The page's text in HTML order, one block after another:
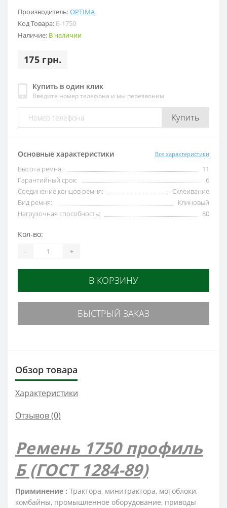
Производитель:OPTIMA
Код Товара: Б-1750
Наличие: В наличии
175 грн.
Купить в один клик
Введите номер телефона и мы перезвоним
Купить
Основные характеристики Все характеристики
Высота ремня:
11
Гарантийный срок:
6
Соединение концов ремня:
Склеивание
Вид ремня:
Клиновый
Нагрузочная способность:
80
Кол-во:
- +
В КОРЗИНУ
БЫСТРЫЙ ЗАКАЗ
Обзор товара
Характеристики
Отзывов (0)
Ремень 1750 профиль
Б(ГОСТ 1284-89)
Приминение : Трактора, минитрактора, мотоблоки,
комбайны, промышленное оборудование, приводы